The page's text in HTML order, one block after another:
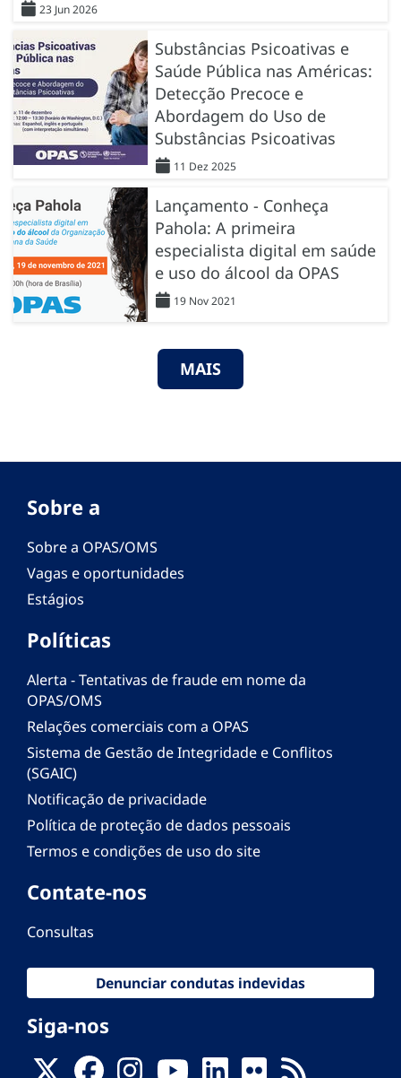
23 Jun 2026
Substâncias Psicoativas e
Saúde Pública nas Américas:
Detecção Precoce e
Abordagem do Uso de
Substâncias Psicoativas
11 Dez 2025
Lançamento - Conheça
Pahola: A primeira
especialista digital em saúde
e uso do álcool da OPAS
19 Nov 2021
MAIS
Sobre a
Sobre a OPAS/OMS
Vagas e oportunidades
Estágios
Políticas
Alerta - Tentativas de fraude em nome da
OPAS/OMS
Relações comerciais com a OPAS
Sistema de Gestão de Integridade e Conflitos
(SGAIC)
Notificação de privacidade
Política de proteção de dados pessoais
Termos e condições de uso do site
Contate-nos
Consultas
Denunciar condutas indevidas
Siga-nos